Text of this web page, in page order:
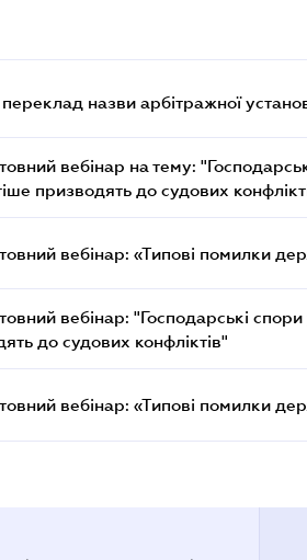
назви арбітражної
вебінар на тему:
призводять до судових
вебінар: «Типові помилки
вебінар: "Господарські
до судових конфліктів"
вебінар: «Типові помилки